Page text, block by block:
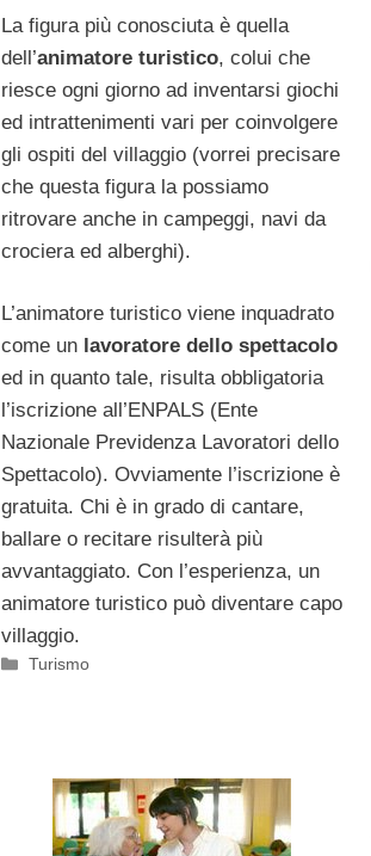
La figura più conosciuta è quella
dell’animatore turistico, colui che
riesce ogni giorno ad inventarsi giochi
ed intrattenimenti vari per coinvolgere
gli ospiti del villaggio (vorrei precisare
che questa figura la possiamo
ritrovare anche in campeggi, navi da
crociera ed alberghi).
L’animatore turistico viene inquadrato
come un lavoratore dello spettacolo
ed in quanto tale, risulta obbligatoria
l’iscrizione all’ENPALS (Ente
Nazionale Previdenza Lavoratori dello
Spettacolo). Ovviamente l’iscrizione è
gratuita. Chi è in grado di cantare,
ballare o recitare risulterà più
avvantaggiato. Con l’esperienza, un
animatore turistico può diventare capo
villaggio.
Categorie
Turismo